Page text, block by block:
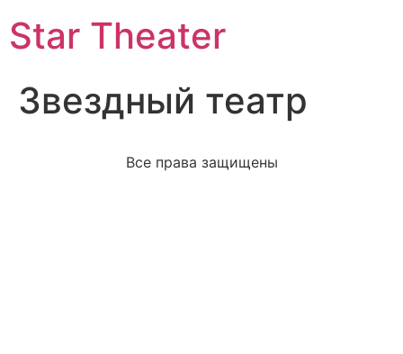
Star Theater
Звездный театр
Все права защищены